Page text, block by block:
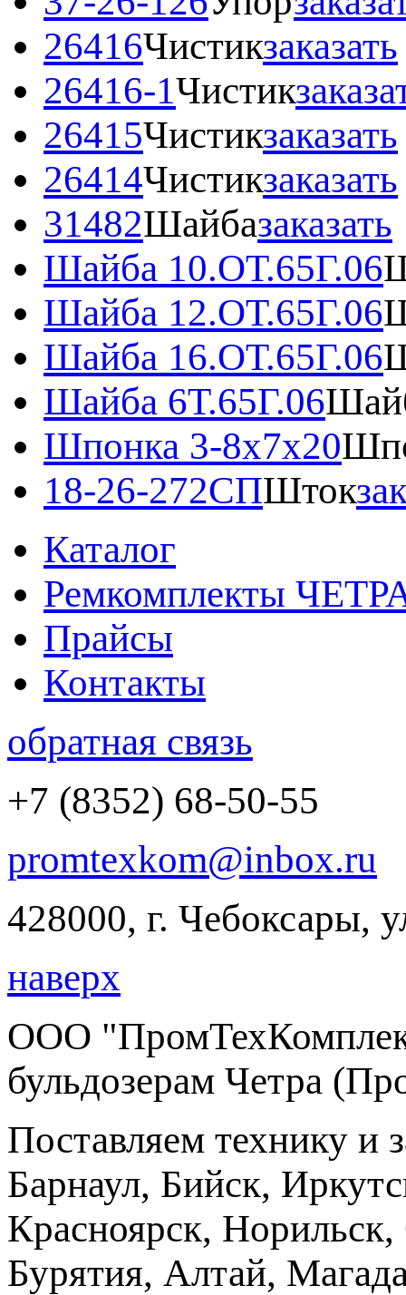
26416Чистикзаказать
26416-1Чистик
26415Чистикзаказать
26414Чистикзаказать
31482Шайбазаказать
Шайба 10.ОТ.65Г.06
Шайба 12.ОТ.65Г.06
Шайба 16.ОТ.65Г.06
Шайба 6Т.65Г.06
Шпонка 3-8x7x20
18-26-272СПШток
Каталог
Ремкомплекты
Прайсы
Контакты
обратная связь
+7 (8352) 68-50-55
promtexkom@inbox.ru
428000, г. Чебоксары,
наверх
ООО
бульдозерам Четра
Поставляем технику и
Барнаул, Бийск,
Красноярск,
Бурятия, Алтай,